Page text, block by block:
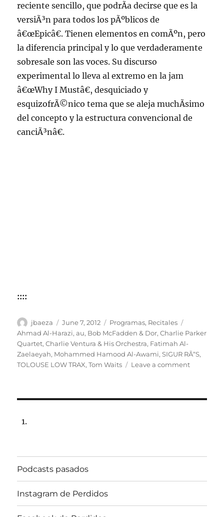
reciente sencillo, que podrÃ­a decirse que es la
versiÃ³n para todos los pÃºblicos de
â€œEpicâ€. Tienen elementos en comÃºn, pero
la diferencia principal y lo que verdaderamente
sobresale son las voces. Su discurso
experimental lo lleva al extremo en la jam
â€œWhy I Mustâ€, desquiciado y
esquizofrÃ©nico tema que se aleja muchÃ­simo
del concepto y la estructura convencional de
canciÃ³nâ€.
::::
Author
jbaeza
Posted
on
June 7, 2012 Categories
Programas, Recitales
Ahmad Al-Harazi,au, Bob McFadden & Dor,Charlie Parker
Quartet,Charlie Ventura & His Orchestra, Fatimah Al-
Zaelaeyah, Mohammed Hamood Al-Awami,SIGUR RÃ“S,
TOLOUSE LOW TRAX,Tom Waits Leave a commenton
Podcasts pasados
Instagram de Perdidos